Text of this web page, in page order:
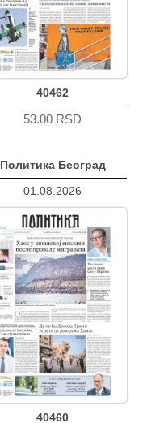
40462
53.00 RSD
Политика Београд
01.08.2026
40460